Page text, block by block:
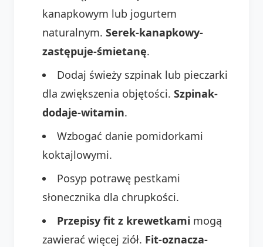
kanapkowym lub jogurtem
naturalnym. Serek-kanapkowy-
zastępuje-śmietanę.
Dodaj świeży szpinak lub pieczarki
dla zwiększenia objętości. Szpinak-
dodaje-witamin.
Wzbogać danie pomidorkami
koktajlowymi.
Posyp potrawę pestkami
słonecznika dla chrupkości.
Przepisy fit z krewetkami mogą
zawierać więcej ziół. Fit-oznacza-